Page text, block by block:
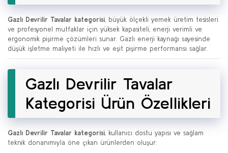
Gazlı Devrilir Tavalar kategorisi, büyük ölçekli yemek üretim tesisleri
ve profesyonel mutfaklar için yüksek kapasiteli, enerji verimli ve
ergonomik pişirme çözümleri sunar. Gazlı enerji kaynağı sayesinde
düşük işletme maliyeti ile hızlı ve eşit pişirme performansı sağlar.
Gazlı Devrilir Tavalar
Kategorisi Ürün Özellikleri
Gazlı Devrilir Tavalar kategorisi, kullanıcı dostu yapısı ve sağlam
teknik donanımıyla öne çıkan ürünlerden oluşur: